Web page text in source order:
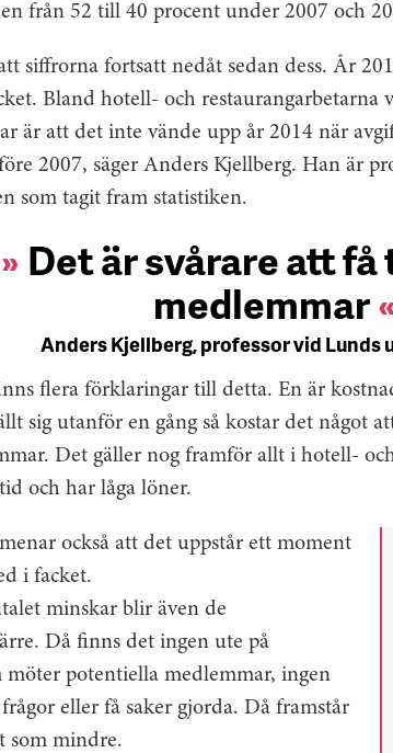
från 52 till 40 procent under 2007 och
siffrorna fortsatt nedåt sedan dess. År
Bland hotell- och restaurangarbetarna
är att det inte vände upp år 2014 när
2007, säger Anders Kjellberg. Han är
som tagit fram statistiken.
Det är svårare att
medlemmar
Anders Kjellberg, professor vid Lunds
flera förklaringar till detta. En är
sig utanför en gång så kostar det något
Det gäller nog framför allt i hotell-
och har låga löner.
också att det uppstår ett moment
i facket.
minskar blir även de
Då finns det ingen ute på
möter potentiella medlemmar, ingen
eller få saker gjorda. Då framstår
som mindre.